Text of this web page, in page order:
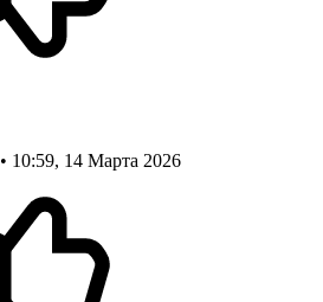
• 10:59, 14 Марта 2026